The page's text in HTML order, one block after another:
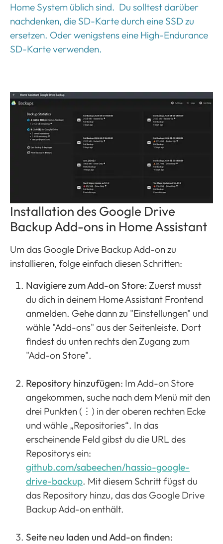
Home System üblich sind. Du solltest darüber
nachdenken, die SD-Karte durch eine SSD zu
ersetzen. Oder wenigstens eine High-Endurance
SD-Karte verwenden.
Show larger version for:
Installation des Google Drive
Backup Add-ons in Home Assistant
Um das Google Drive Backup Add-on zu
installieren, folge einfach diesen Schritten:
Navigiere zum Add-on Store: Zuerst musst
du dich in deinem Home Assistant Frontend
anmelden. Gehe dann zu "Einstellungen" und
wähle "Add-ons" aus der Seitenleiste. Dort
findest du unten rechts den Zugang zum
"Add-on Store".
Repository hinzufügen: Im Add-on Store
angekommen, suche nach dem Menü mit den
drei Punkten (⋮) in der oberen rechten Ecke
und wähle „Repositories“. In das
erscheinende Feld gibst du die URL des
Repositorys ein:
github.com/sabeechen/hassio-google-
drive-backup. Mit diesem Schritt fügst du
das Repository hinzu, das das Google Drive
Backup Add-on enthält.
Seite neu laden und Add-on finden: